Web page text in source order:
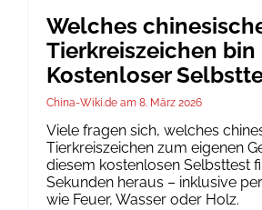
Welches
Tierkreiszeichen bin
Kostenloser
China-Wiki.de 8. März 2026
Viele fragen sich, welches
Tierkreiszeichen zum eigenen
diesem kostenlosen Selbsttest
Sekunden heraus – inklusive
wie Feuer, Wasser oder Holz.